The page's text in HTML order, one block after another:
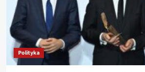
Polityka